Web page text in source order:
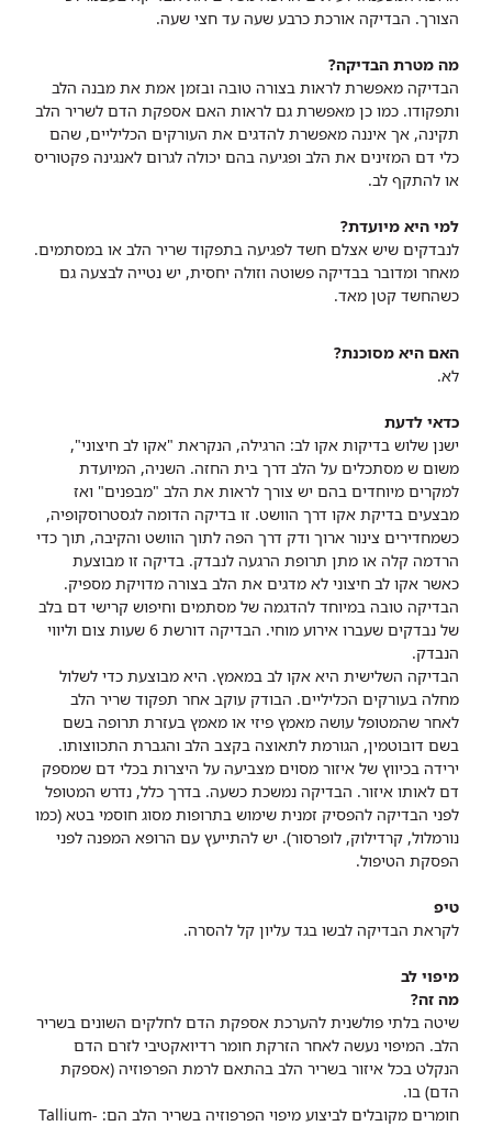
הצורך. הבדיקה אורכת כרבע שעה עד חצי שעה.
מה מטרת הבדיקה?
הבדיקה מאפשרת לראות בצורה טובה ובזמן אמת את מבנה הלב
ותפקודו. כמו כן מאפשרת גם לראות האם אספקת הדם לשריר הלב
תקינה, אך איננה מאפשרת להדגים את העורקים הכליליים, שהם
כלי דם המזינים את הלב ופגיעה בהם יכולה לגרום לאנגינה פקטוריס
או להתקף לב.
למי היא מיועדת?
לנבדקים שיש אצלם חשד לפגיעה בתפקוד שריר הלב או במסתמים.
מאחר ומדובר בבדיקה פשוטה וזולה יחסית, יש נטייה לבצעה גם
כשהחשד קטן מאד.
האם היא מסוכנת?
לא.
כדאי לדעת
ישנן שלוש בדיקות אקו לב: הרגילה, הנקראת "אקו לב חיצוני",
משום ש מסתכלים על הלב דרך בית החזה. השניה, המיועדת
למקרים מיוחדים בהם יש צורך לראות את הלב "מבפנים" ואז
מבצעים בדיקת אקו דרך הוושט. זו בדיקה הדומה לגסטרוסקופיה,
כשמחדירים צינור ארוך ודק דרך הפה לתוך הוושט והקיבה, תוך כדי
הרדמה קלה או מתן תרופת הרגעה לנבדק. בדיקה זו מבוצעת
כאשר אקו לב חיצוני לא מדגים את הלב בצורה מדויקת מספיק.
הבדיקה טובה במיוחד להדגמה של מסתמים וחיפוש קרישי דם בלב
של נבדקים שעברו אירוע מוחי. הבדיקה דורשת 6 שעות צום וליווי
הנבדק.
הבדיקה השלישית היא אקו לב במאמץ. היא מבוצעת כדי לשלול
מחלה בעורקים הכליליים. הבודק עוקב אחר תפקוד שריר הלב
לאחר שהמטופל עושה מאמץ פיזי או מאמץ בעזרת תרופה בשם
בשם דובוטמין, הגורמת לתאוצה בקצב הלב והגברת התכווצותו.
ירידה בכיווץ של איזור מסוים מצביעה על היצרות בכלי דם שמספק
דם לאותו איזור. הבדיקה נמשכת כשעה. בדרך כלל, נדרש המטופל
לפני הבדיקה להפסיק זמנית שימוש בתרופות מסוג חוסמי בטא (כמו
נורמלול, קרדילוק, לופרסור). יש להתייעץ עם הרופא המפנה לפני
הפסקת הטיפול.
טיפ
לקראת הבדיקה לבשו בגד עליון קל להסרה.
מיפוי לב
מה זה?
שיטה בלתי פולשנית להערכת אספקת הדם לחלקים השונים בשריר
הלב. המיפוי נעשה לאחר הזרקת חומר רדיואקטיבי לזרם הדם
הנקלט בכל איזור בשריר הלב בהתאם לרמת הפרפוזיה (אספקת
הדם) בו.
חומרים מקובלים לביצוע מיפוי הפרפוזיה בשריר הלב הם: Tallium-